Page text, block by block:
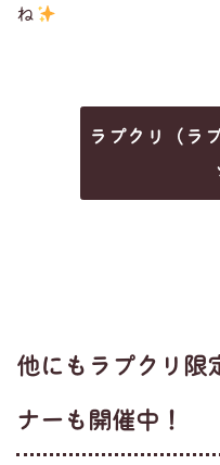
ね
ラプクリ（ラ
他にもラプクリ限
ナーも開催中！